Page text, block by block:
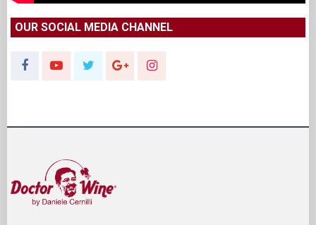
OUR SOCIAL MEDIA CHANNEL